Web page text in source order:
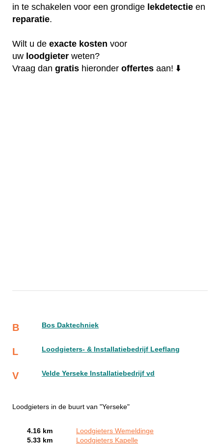
in te schakelen voor een grondige lekdetectie en
reparatie.
Wilt u de exacte kosten voor
uw loodgieter weten?
Vraag dan gratis hieronder offertes aan! ⬇️
B Bos Daktechniek
L Loodgieters- & Installatiebedrijf Leeflang
V Velde Yerseke Installatiebedrijf vd
Loodgieters in de buurt van "Yerseke"
4.16 km
Loodgieters Wemeldinge
5.33 km
Loodgieters Kapelle